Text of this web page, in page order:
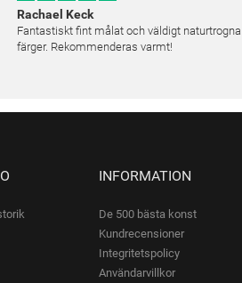
Rachael Keck
Fantastiskt fint målat och väldigt naturtrogna
färger. Rekommenderas varmt!
INFORMATION
De 500 bästa konst
Kundrecensioner
Integritetspolicy
Användarvillkor